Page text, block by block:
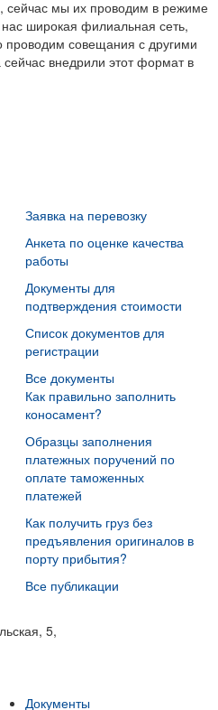
сейчас мы их проводим в режиме
широкая филиальная сеть,
проводим совещания с другими
внедрили этот формат в
Заявка на перевозку
Анкета по оценке качества
работы
Документы для
подтверждения стоимости
Список документов для
регистрации
Все документы
Как правильно заполнить
коносамент?
Образцы заполнения
платежных поручений по
оплате таможенных
платежей
Как получить груз без
предъявления оригиналов в
порту прибытия?
Все публикации
5,
Документы